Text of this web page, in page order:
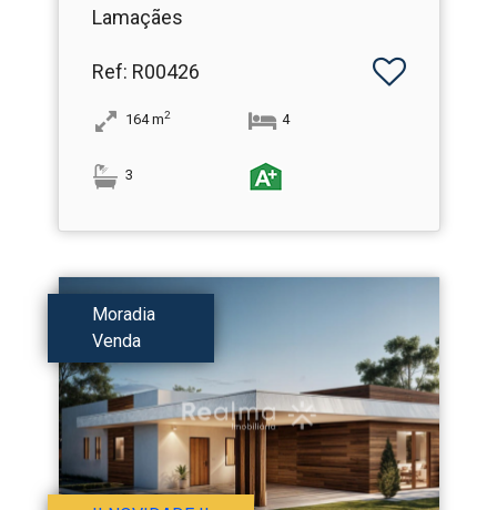
Lamaçães
Ref: R00426
164m2 4
3
Moradia
Venda